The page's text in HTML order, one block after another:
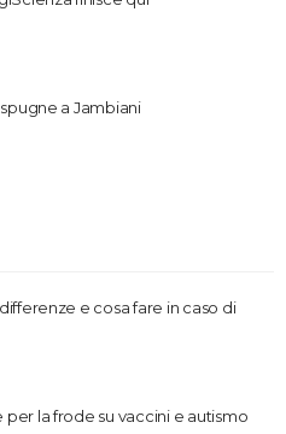
a Jambiani
e cosa fare in caso di
per la frode su vaccini e autismo